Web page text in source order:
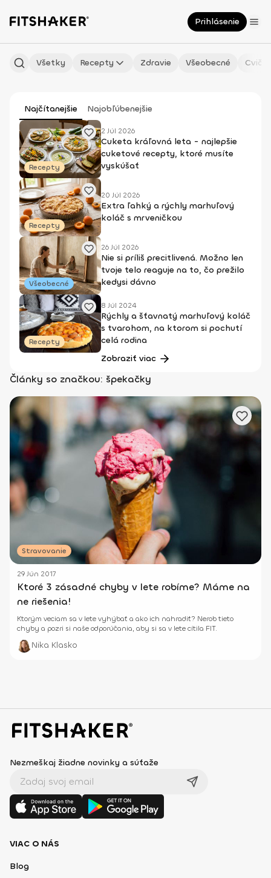
Prihlásenie
Všetky Recepty Zdravie Všeobecné
Najčítanejšie Najobľúbenejšie
Recepty
2 Júl 2026
Cuketa kráľovná leta - najlepšie
cuketové recepty, ktoré musíte
vyskúšať
Recepty
20 Júl 2026
Extra ľahký a rýchly marhuľový
koláč s mrveničkou
Všeobecné
26 Júl 2026
Nie si príliš precitlivená. Možno len
tvoje telo reaguje na to, čo prežilo
kedysi dávno
Recepty
8 Júl 2024
Rýchly a šťavnatý marhuľový koláč
s tvarohom, na ktorom si pochutí
celá rodina
Zobraziť viac
Články so značkou: špekačky
Stravovanie
29 Jún 2017
Ktoré 3 zásadné chyby v lete robíme? Máme na
ne riešenia!
Ktorým veciam sa v lete vyhýbať a ako ich nahradiť? Nerob tieto
chyby a pozri si naše odporúčania, aby si sa v lete cítila FIT.
Nika Klasko
Nezmeškaj žiadne novinky a súťaže
VIAC O NÁS
Blog